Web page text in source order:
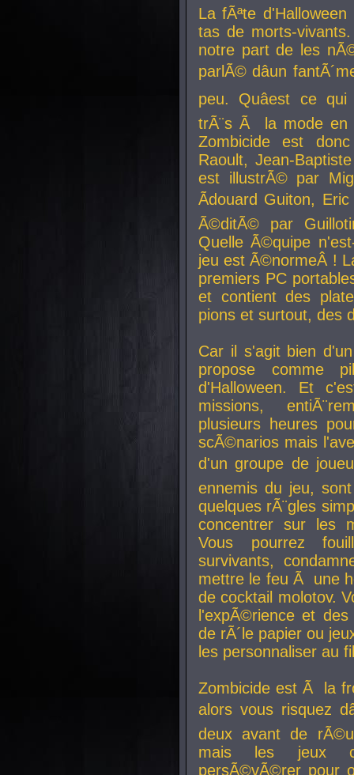
La fÃªte
tas de morts-
notre part de les
parlÃ© dâun
peu. Quâest ce
trÃ¨s Ã la mode en
Zombicide est
Raoult, Jean-
est illustrÃ© par
Ãdouard Guiton,
Ã©ditÃ© par
Quelle Ã©quipe
jeu est Ã©normeÂ !
premiers PC
et contient des
pions et surtout, des
Car il s'agit bien
propose comme
d'Halloween. Et
missions,
plusieurs heures
scÃ©narios mais
d'un groupe de
ennemis du jeu,
quelques rÃ¨gles
concentrer sur les
Vous pourrez
survivants,
mettre le feu Ã une
de cocktail molotov.
l'expÃ©rience et
de rÃ´le papier ou
les personnaliser au
Zombicide est Ã la
alors vous risquez
deux avant de
mais les jeux
persÃ©vÃ©rer pour